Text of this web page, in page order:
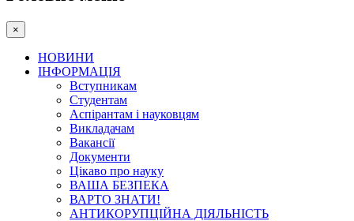
×
НОВИНИ
ІНФОРМАЦІЯ
Вступникам
Студентам
Аспірантам і науковцям
Викладачам
Вакансії
Документи
Цікаво про науку
ВАША БЕЗПЕКА
ВАРТО ЗНАТИ!
АНТИКОРУПЦІЙНА ДІЯЛЬНІСТЬ